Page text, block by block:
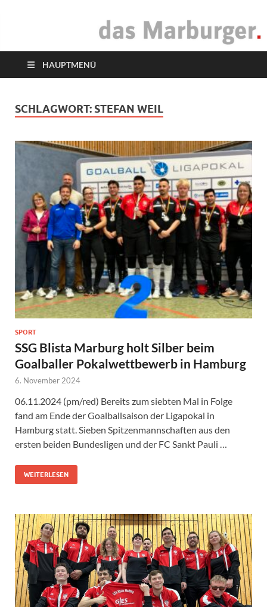
das Marburger.
HAUPTMENÜ
SCHLAGWORT: STEFAN WEIL
SPORT
SSG Blista Marburg holt Silber beim
Goalballer Pokalwettbewerb in Hamburg
6. November 2024
06.11.2024 (pm/red) Bereits zum siebten Mal in Folge
fand am Ende der Goalballsaison der Ligapokal in
Hamburg statt. Sieben Spitzenmannschaften aus den
ersten beiden Bundesligen und der FC Sankt Pauli …
WEITERLESEN